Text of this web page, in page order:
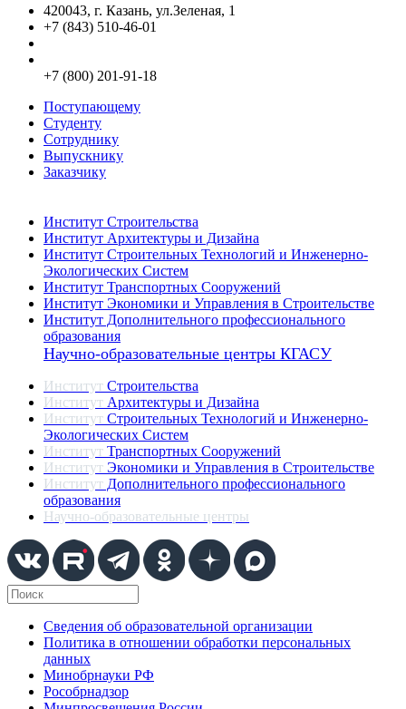
420043, г. Казань, ул.Зеленая, 1
+7 (843) 510-46-01
+7 (800) 201-91-18
Поступающему
Студенту
Сотруднику
Выпускнику
Заказчику
Институт Строительства
Институт Архитектуры и Дизайна
Институт Строительных Технологий и Инженерно-
Экологических Систем
Институт Транспортных Сооружений
Институт Экономики и Управления в Строительстве
Институт Дополнительного профессионального
образования
Научно-образовательные центры КГАСУ
Институт Строительства
Институт Архитектуры и Дизайна
Институт Строительных Технологий и Инженерно-
Экологических Систем
Институт Транспортных Сооружений
Институт Экономики и Управления в Строительстве
Институт Дополнительного профессионального
образования
Научно-образовательные центры
Сведения об образовательной организации
Политика в отношении обработки персональных
данных
Минобрнауки РФ
Рособрнадзор